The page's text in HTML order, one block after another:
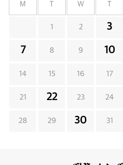
M W
1 2 3
7 8 9 10
14 15 16 17
21 22 23 24
28 29 30 31